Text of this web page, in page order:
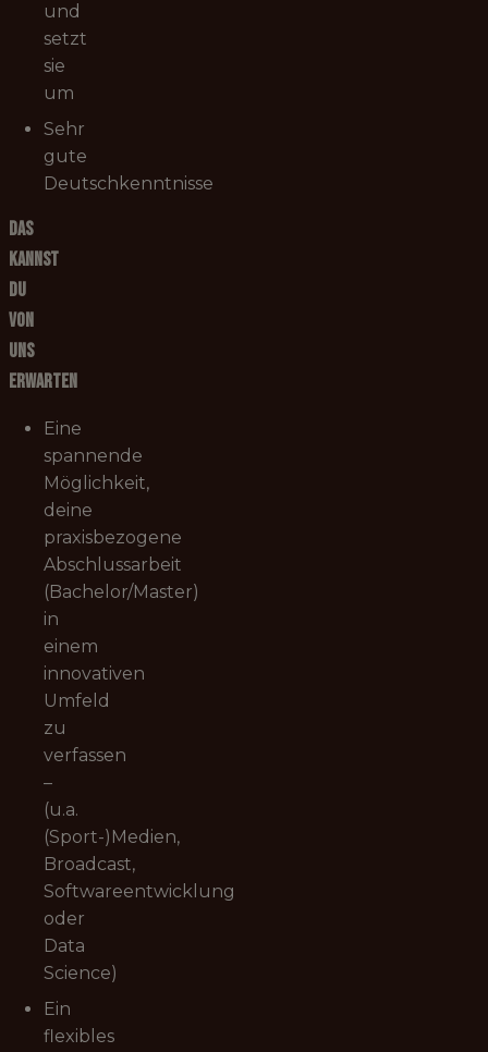
und
setzt
sie
um
Sehr
gute
Deutschkenntnisse
Das
kannst
du
von
uns
erwarten
Eine
spannende
Möglichkeit,
deine
praxisbezogene
Abschlussarbeit
(Bachelor/Master)
in
einem
innovativen
Umfeld
zu
verfassen
–
(u.a.
(Sport-)Medien,
Broadcast,
Softwareentwicklung
oder
Data
Science)
Ein
flexibles